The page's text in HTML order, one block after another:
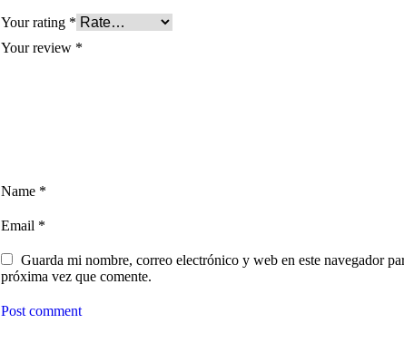
Your rating *
Your review *
Name *
Email *
Guarda mi nombre, correo electrónico y web en este navegador
próxima vez que comente.
Post comment